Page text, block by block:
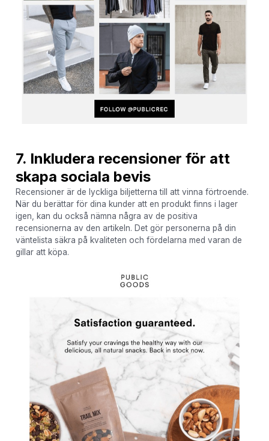
7. Inkludera recensioner för att
skapa sociala bevis
Recensioner är de lyckliga biljetterna till att vinna förtroende.
När du berättar för dina kunder att en produkt finns i lager
igen, kan du också nämna några av de positiva
recensionerna av den artikeln. Det gör personerna på din
väntelista säkra på kvaliteten och fördelarna med varan de
gillar att köpa.